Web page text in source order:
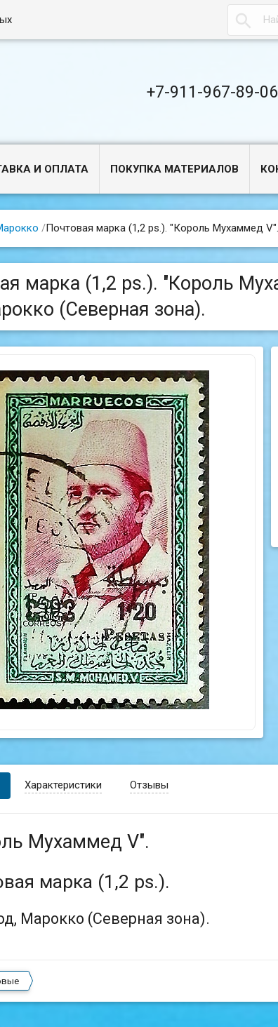

+7-911-967-89-06
И ОПЛАТА ПОКУПКА МАТЕРИАЛОВ
/Почтовая марка (1,2 ps.). "Король Мухаммед
марка (1,2 ps.). "Король
(Северная зона).
Характеристики Отзывы
Мухаммед V".
марка (1,2 ps.).
Марокко (Северная зона).